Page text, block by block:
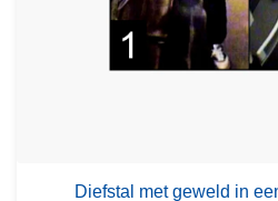
Diefstal met geweld in